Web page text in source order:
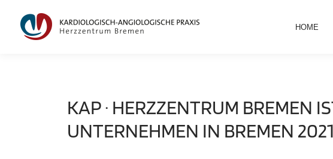
HOME
KAP · HERZZENTRUM BREMEN
UNTERNEHMEN IN BREMEN 2021